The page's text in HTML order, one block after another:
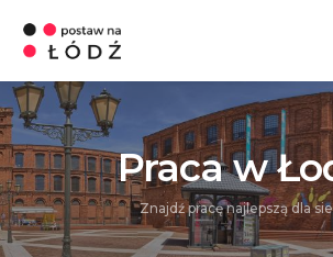
Praca w
Znajdź pracę najlepszą dla